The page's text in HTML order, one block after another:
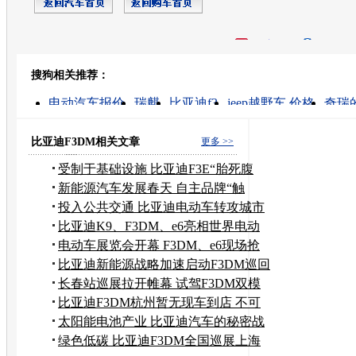
转发至：
搜狗相关推荐：
电动汽车报价 瑞麒 比亚迪f3 jeep越野车 价格
奇瑞
更多 >>
比亚迪F3DM相关文章
受制于基础设施 比亚迪F3E“胎死腹
中”
新能源汽车发展春天 自主品牌“触
电”忙
投入公共交通 比亚迪电动车转攻城市
交通
比亚迪K9、F3DM、e6亮相世界电动
车大会
电动车展览会开幕 F3DM、e6现场抢
先试驾
比亚迪新能源战略加速启动F3DM巡回
上市
长春站巡展拉开帷幕 试驾F3DM双模
电动车
比亚迪F3DM杭州暂无现车到店 不可
预订
太阳能电池产业 比亚迪汽车的秘密战
线
绿色低碳 比亚迪F3DM全国巡展上海